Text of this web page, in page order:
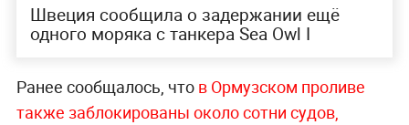
Швеция сообщила о задержании ещё
одного моряка с танкера Sea Owl I
Ранее сообщалось, чтов Ормузском проливе
также заблокированы около сотни судов,